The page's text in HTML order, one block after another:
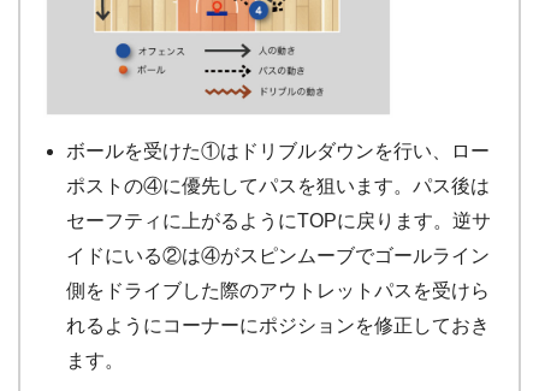
ボールを受けた①はドリブルダウンを行い、ロー
ポストの④に優先してパスを狙います。パス後は
セーフティに上がるようにTOPに戻ります。逆サ
イドにいる②は④がスピンムーブでゴールライン
側をドライブした際のアウトレットパスを受けら
れるようにコーナーにポジションを修正しておき
ます。